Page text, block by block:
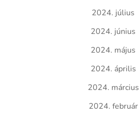
2024. július
2024. június
2024. május
2024. április
2024. március
2024. február